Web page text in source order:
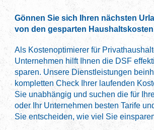
Gönnen Sie sich Ihren nächsten
von den gesparten
Als Kostenoptimierer für
Unternehmen hilft Ihnen die DSF
sparen. Unsere Dienstleistungen
kompletten Check Ihrer laufenden
Sie unabhängig und suchen die für
oder Ihr Unternehmen besten Tarife
Sie entscheiden, wie viel Sie